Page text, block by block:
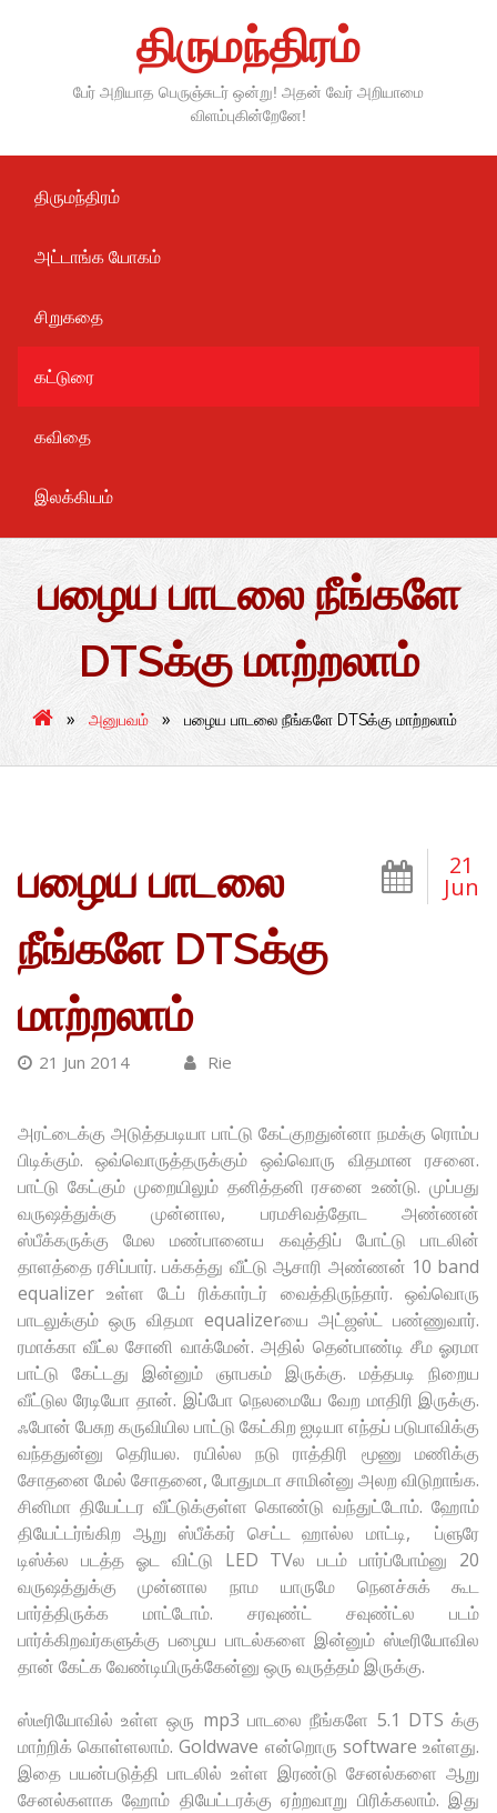
திருமந்திரம்
பேர் அறியாத பெருஞ்சுடர் ஒன்று! அதன் வேர் அறியாமை
விளம்புகின்றேனே!
திருமந்திரம்
அட்டாங்க யோகம்
சிறுகதை
கட்டுரை
கவிதை
இலக்கியம்
பழைய பாடலை நீங்களே
DTSக்கு மாற்றலாம்
» அனுபவம் » பழைய பாடலை நீங்களே DTSக்கு மாற்றலாம்
21
Jun
பழைய பாடலை
நீங்களே DTSக்கு
மாற்றலாம்
21 Jun 2014 Rie
அரட்டைக்கு அடுத்தபடியா பாட்டு கேட்குறதுன்னா நமக்கு ரொம்ப
பிடிக்கும். ஒவ்வொருத்தருக்கும் ஒவ்வொரு விதமான ரசனை.
பாட்டு கேட்கும் முறையிலும் தனித்தனி ரசனை உண்டு. முப்பது
வருஷத்துக்கு முன்னால, பரமசிவத்தோட அண்ணன்
ஸ்பீக்கருக்கு மேல மண்பானைய கவுத்திப் போட்டு பாடலின்
தாளத்தை ரசிப்பார். பக்கத்து வீட்டு ஆசாரி அண்ணன் 10 band
equalizer உள்ள டேப் ரிக்கார்டர் வைத்திருந்தார். ஒவ்வொரு
பாடலுக்கும் ஒரு விதமா equalizerயை அட்ஜஸ்ட் பண்ணுவார்.
ரமாக்கா வீட்ல சோனி வாக்மேன். அதில் தென்பாண்டி சீம ஓரமா
பாட்டு கேட்டது இன்னும் ஞாபகம் இருக்கு. மத்தபடி நிறைய
வீட்டுல ரேடியோ தான். இப்போ நெலமையே வேற மாதிரி இருக்கு.
ஃபோன் பேசுற கருவியில பாட்டு கேட்கிற ஐடியா எந்தப் படுபாவிக்கு
வந்ததுன்னு தெரியல. ரயில்ல நடு ராத்திரி மூணு மணிக்கு
சோதனை மேல் சோதனை, போதுமடா சாமின்னு அலற விடுறாங்க.
சினிமா தியேட்டர வீட்டுக்குள்ள கொண்டு வந்துட்டோம். ஹோம்
தியேட்டர்ங்கிற ஆறு ஸ்பீக்கர் செட்ட ஹால்ல மாட்டி, ப்ளுரே
டிஸ்க்ல படத்த ஓட விட்டு LED TVல படம் பார்ப்போம்னு 20
வருஷத்துக்கு முன்னால நாம யாருமே நெனச்சுக் கூட
பார்த்திருக்க மாட்டோம். சரவுண்ட் சவுண்ட்ல படம்
பார்க்கிறவர்களுக்கு பழைய பாடல்களை இன்னும் ஸ்டீரியோவில
தான் கேட்க வேண்டியிருக்கேன்னு ஒரு வருத்தம் இருக்கு.
ஸ்டீரியோவில் உள்ள ஒரு mp3 பாடலை நீங்களே 5.1 DTS க்கு
மாற்றிக் கொள்ளலாம். Goldwave என்றொரு software உள்ளது.
இதை பயன்படுத்தி பாடலில் உள்ள இரண்டு சேனல்களை ஆறு
சேனல்களாக ஹோம் தியேட்டரக்கு ஏற்றவாறு பிரிக்கலாம். இது